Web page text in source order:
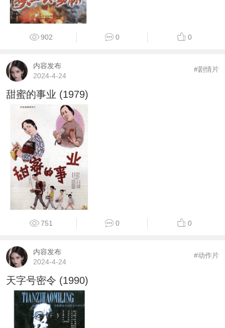
902 0 0
内容发布
2024-4-24
#剧情片
甜蜜的事业 (1979)
751 0 0
内容发布
2024-4-24
#动作片
天字号密令 (1990)